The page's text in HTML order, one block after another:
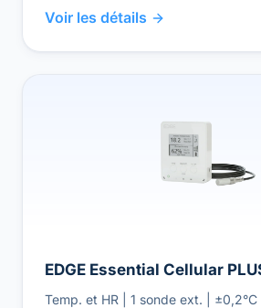
Voir les détails
EDGE Essential Cellular
Temp. et HR | 1 sonde ext. |